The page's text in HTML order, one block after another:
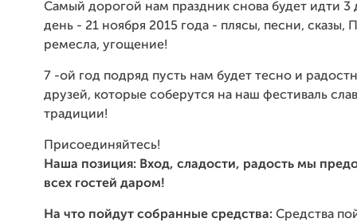
Самый дорогой нам праздник снова будет идти 3
день - 21 ноября 2015 года - плясы, песни, сказы,
ремесла, угощение!
7 -ой год подряд пусть нам будет тесно и
друзей, которые соберутся на наш фестиваль
традиции!
Присоединяйтесь!
Наша позиция: Вход, сладости, радость мы
всех гостей даром!
На что пойдут собранные средства: Средства